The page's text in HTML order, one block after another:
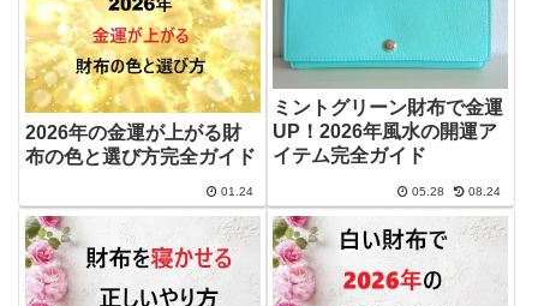
2026年の金運が上がる財
布の色と選び方完全ガイド
01.24
ミントグリーン財布で金運
UP！2026年風水の開運ア
イテム完全ガイド
05.28 08.24